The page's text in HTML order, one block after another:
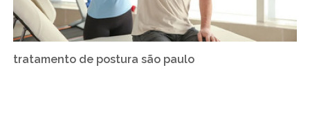
tratamento de postura são paulo